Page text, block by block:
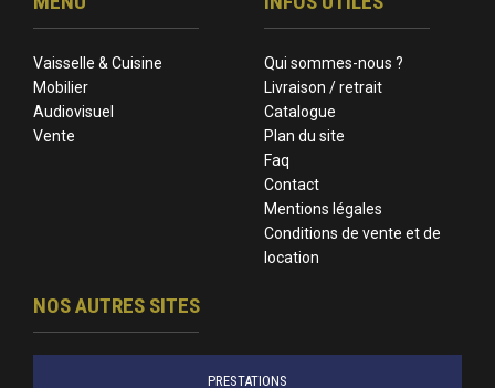
Vaisselle & Cuisine
Mobilier
Audiovisuel
Vente
Qui sommes-nous ?
Livraison / retrait
Catalogue
Plan du site
Faq
Contact
Mentions légales
Conditions de vente et de
location
NOS AUTRES SITES
PRESTATIONS